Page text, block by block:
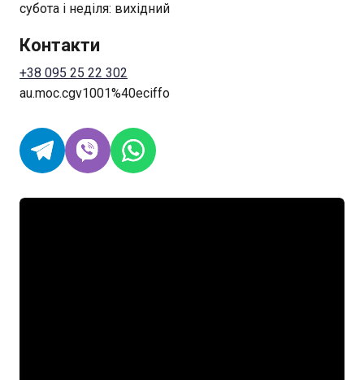
субота і неділя: вихідний
Контакти
+38 095 25 22 302
au.moc.cgv1001%40eciffo